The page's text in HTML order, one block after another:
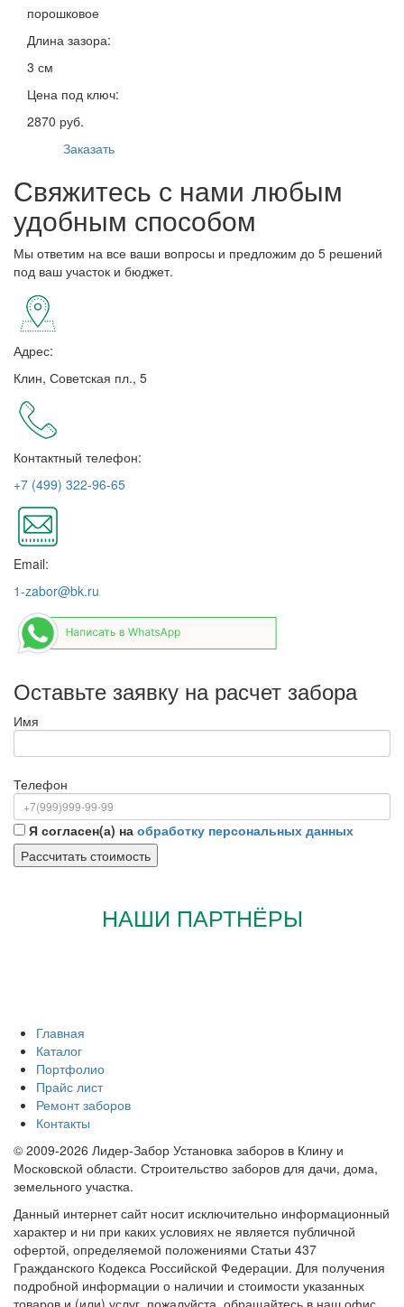
порошковое
Длина зазора:
3 см
Цена под ключ:
2870 руб.
Заказать
Свяжитесь с нами любым
удобным способом
Мы ответим на все ваши вопросы и предложим до 5 решений
под ваш участок и бюджет.
Адрес:
Клин, Советская пл., 5
Контактный телефон:
+7 (499) 322-96-65
Email:
1-zabor@bk.ru
Оставьте заявку на расчет забора
Имя
Телефон
Я согласен(а) на обработку персональных данных
НАШИ ПАРТНЁРЫ
Главная
Каталог
Портфолио
Прайс лист
Ремонт заборов
Контакты
© 2009-2026 Лидер-Забор Установка заборов в Клину и
Московской области. Строительство заборов для дачи, дома,
земельного участка.
Данный интернет сайт носит исключительно информационный
характер и ни при каких условиях не является публичной
офертой, определяемой положениями Статьи 437
Гражданского Кодекса Российской Федерации. Для получения
подробной информации о наличии и стоимости указанных
товаров и (или) услуг, пожалуйста, обращайтесь в наш офис